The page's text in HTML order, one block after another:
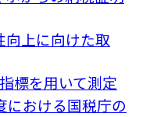
向上に向けた取
標を用いて測定
における国税庁の